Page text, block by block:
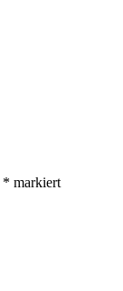
* markiert